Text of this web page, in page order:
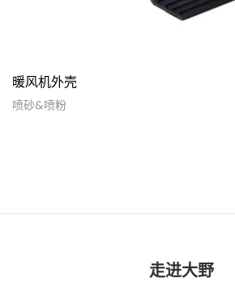
暖风机外壳
喷砂&喷粉
走进大野